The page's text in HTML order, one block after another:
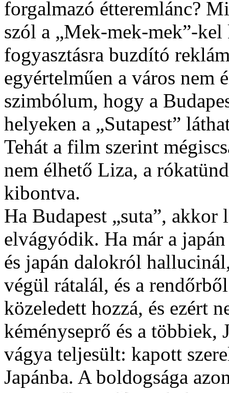
forgalmazó étteremlánc?
szól a „Mek-mek-mek”-
fogyasztásra buzdító
egyértelműen a város nem
szimbólum, hogy a
helyeken a „Sutapest”
Tehát a film szerint
nem élhető Liza, a
kibontva.
Ha Budapest „suta”,
elvágyódik. Ha már a
és japán dalokról
végül rátalál, és a
közeledett hozzá, és ezért
kéményseprő és a többiek,
vágya teljesült: kapott
Japánba. A boldogsága